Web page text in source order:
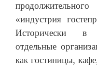
«индустрия
Исторически в
отдельные
как гостиницы,